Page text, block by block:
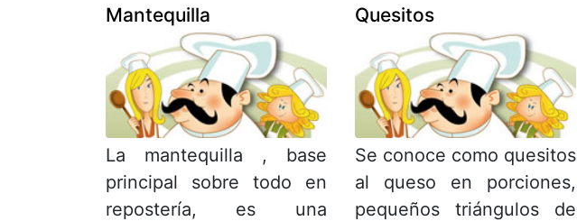
Mantequilla
La mantequilla , base
principal sobre todo en
repostería, es una
Quesitos
Se conoce como quesitos
al queso en porciones,
pequeños triángulos de